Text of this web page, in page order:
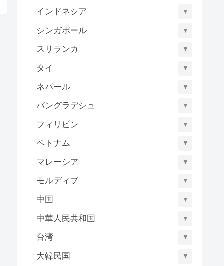
インドネシア ▼
シンガポール ▼
スリランカ ▼
タイ ▼
ネパール ▼
バングラデシュ ▼
フィリピン ▼
ベトナム ▼
マレーシア ▼
モルディブ ▼
中国 ▼
中華人民共和国 ▼
台湾 ▼
大韓民国 ▼